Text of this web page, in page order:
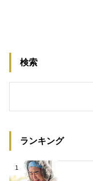
検索
ランキング
1